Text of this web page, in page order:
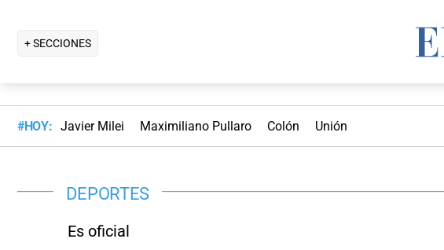
+ SECCIONES
#HOY: Javier Milei Maximiliano Pullaro Colón Unión
DEPORTES
Es oficial